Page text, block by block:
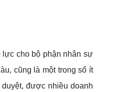
lực cho bộ phận nhân sự
cũng là một trong số ít
được nhiều doanh